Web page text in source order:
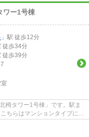
ワー1号棟
」駅 徒歩12分
徒歩34分
徒歩39分
栂タワー1号棟」です。駅ま
ちらはマンションタイプにな